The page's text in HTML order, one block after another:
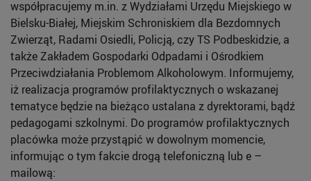
współpracujemy m.in. z Wydziałami Urzędu Miejskiego w
Bielsku-Białej, Miejskim Schroniskiem dla Bezdomnych
Zwierząt, Radami Osiedli, Policją, czy TS Podbeskidzie, a
także Zakładem Gospodarki Odpadami i Ośrodkiem
Przeciwdziałania Problemom Alkoholowym. Informujemy,
iż realizacja programów profilaktycznych o wskazanej
tematyce będzie na bieżąco ustalana z dyrektorami, bądź
pedagogami szkolnymi. Do programów profilaktycznych
placówka może przystąpić w dowolnym momencie,
informując o tym fakcie drogą telefoniczną lub e –
mailową: